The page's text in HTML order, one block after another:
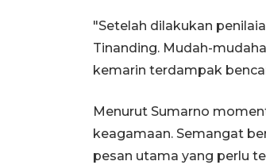
"Setelah dilakukan
Tinanding. Mudah-
kemarin terdampak
Menurut Sumarno
keagamaan. Semangat
pesan utama yang perlu